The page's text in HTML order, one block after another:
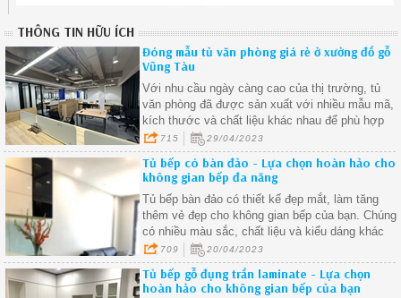
THÔNG TIN HỮU ÍCH
Đóng mẫu tủ văn phòng giá rẻ ở xưởng đồ gỗ
Vũng Tàu
Với nhu cầu ngày càng cao của thị trường, tủ
văn phòng đã được sản xuất với nhiều mẫu mã,
kích thước và chất liệu khác nhau để phù hợp
với nhu cầu của từng khách hàng
715 29/04/2023
Tủ bếp có bàn đảo - Lựa chọn hoàn hảo cho
không gian bếp đa năng
Tủ bếp bàn đảo có thiết kế đẹp mắt, làm tăng
thêm vẻ đẹp cho không gian bếp của bạn. Chúng
có nhiều màu sắc, chất liệu và kiểu dáng khác
nhau để bạn có thể lựa chọn phù hợp với phong
cách thiết kế nội thất của căn nhà của bạn
709 20/04/2023
Tủ bếp gỗ đụng trần laminate - Lựa chọn
hoàn hảo cho không gian bếp của bạn